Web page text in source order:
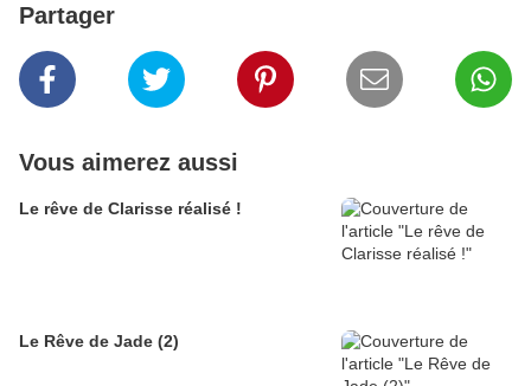
Partager
Vous aimerez aussi
Le rêve de Clarisse réalisé !
Le Rêve de Jade (2)